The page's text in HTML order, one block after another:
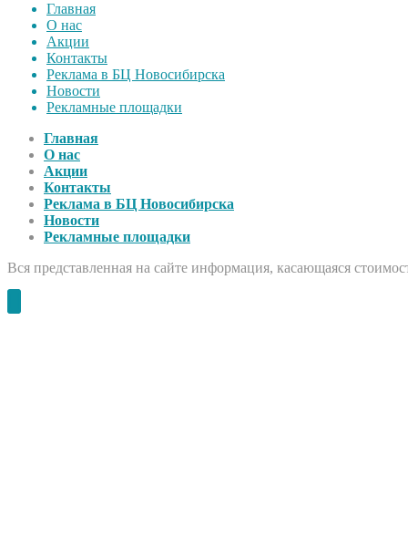
Главная
О нас
Акции
Контакты
Реклама в БЦ Новосибирска
Новости
Рекламные площадки
Главная
О нас
Акции
Контакты
Реклама в БЦ Новосибирска
Новости
Рекламные площадки
Вся представленная на сайте информация, касающаяся